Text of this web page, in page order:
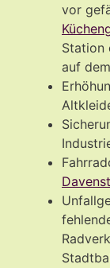
vor
Station
auf